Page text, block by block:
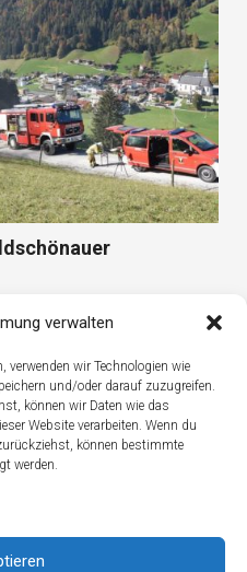
verwalten
verwenden wir Technologien wie
und/oder darauf zuzugreifen.
können wir Daten wie das
Website verarbeiten. Wenn du
können bestimmte
werden.